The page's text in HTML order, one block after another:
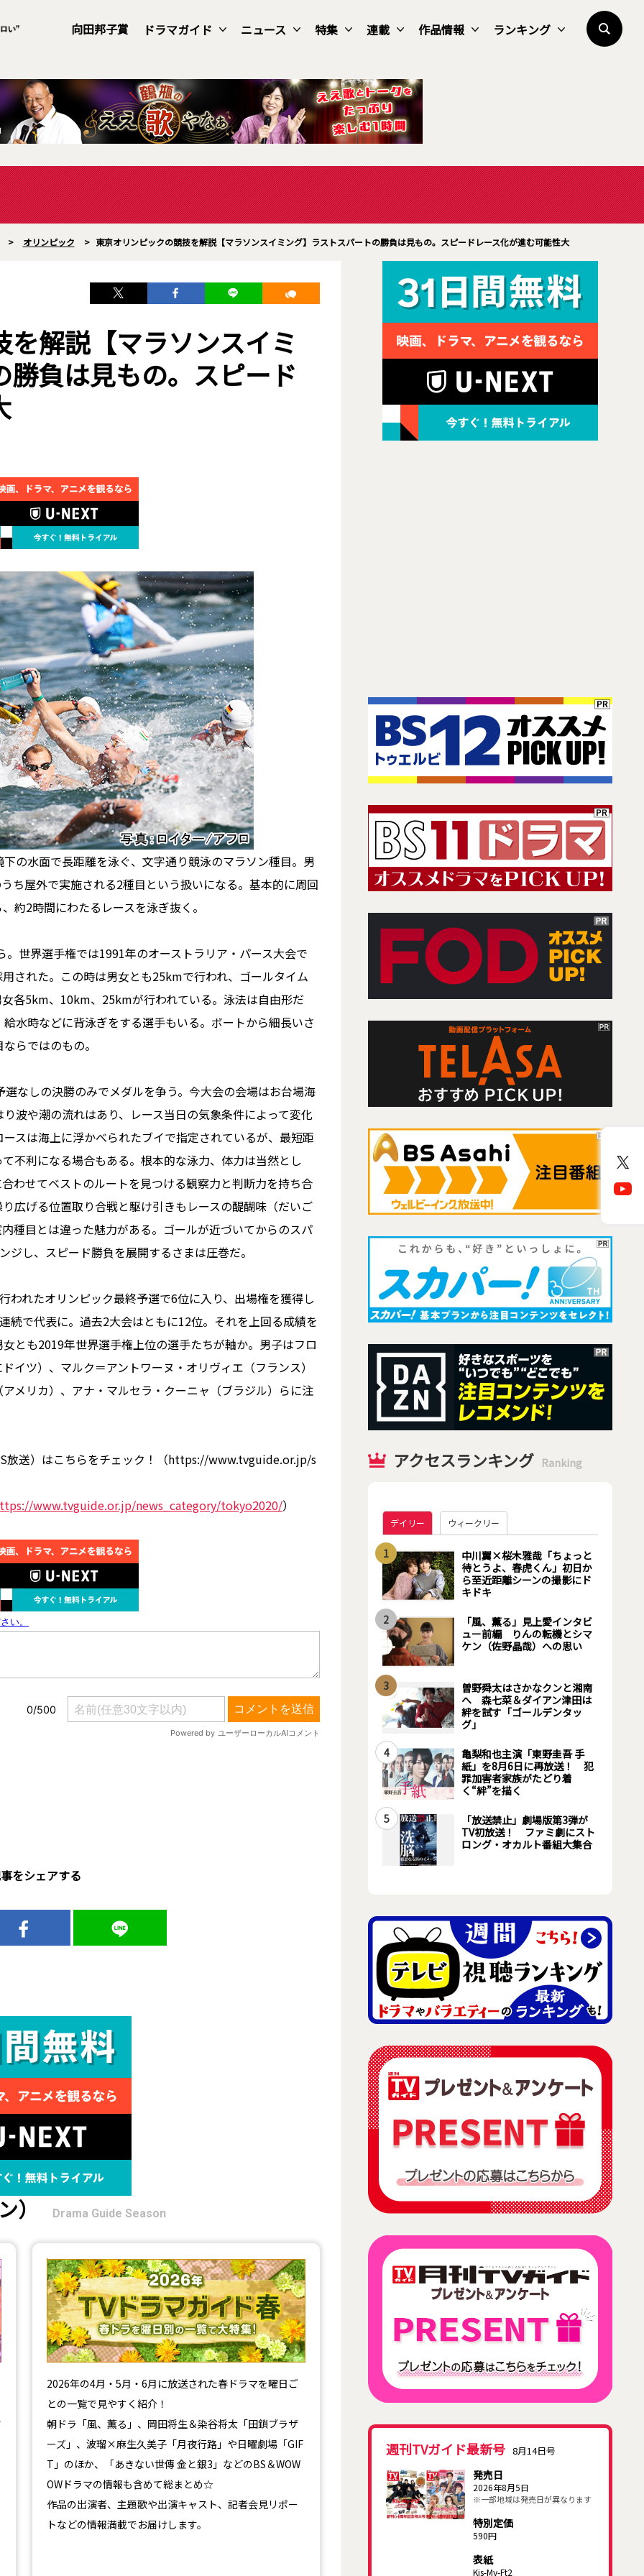
向田邦子賞 ドラマガイド ニュース 特集 連載 作品情報 ランキング
> オリンピック > 東京オリンピックの競技を解説【マラソンスイミング】ラストスパートの勝負は見もの。スピードレース化が進む可能性大
解説【マラソンスイミ
負は見もの。スピード
水面で長距離を泳ぐ、文字通り競泳のマラソン種目。男
ち屋外で実施される2種目という扱いになる。基本的に周回
約2時間にわたるレースを泳ぎ抜く。
世界選手権では1991年のオーストラリア・パース大会で
された。この時は男女とも25kmで行われ、ゴールタイム
各5km、10km、25kmが行われている。泳法は自由形だ
水時などに背泳ぎをする選手もいる。ボートから細長いさ
らではのもの。
なしの決勝のみでメダルを争う。今大会の会場はお台場海
波や潮の流れはあり、レース当日の気象条件によって変化
スは海上に浮かべられたブイで指定されているが、最短距
不利になる場合もある。根本的な泳力、体力は当然とし
わせてベストのルートを見つける観察力と判断力を持ち合
広げる位置取り合戦と駆け引きもレースの醍醐味（だいご
種目とは違った魅力がある。ゴールが近づいてからのスパ
し、スピード勝負を展開するさまは圧巻だ。
れたオリンピック最終予選で6位に入り、出場権を獲得し
続で代表に。過去2大会はともに12位。それを上回る成績を
とも2019年世界選手権上位の選手たちが軸か。男子はフロ
イツ）、マルク＝アントワーヌ・オリヴィエ（フランス）
メリカ）、アナ・マルセラ・クーニャ（ブラジル）らに注
放送）はこちらをチェック！（https://www.tvguide.or.jp/s
www.tvguide.or.jp/news_category/tokyo2020/）
をシェアする
） Drama Guide Season
【2026年春】TVドラマガイド
2026年の4月・5月・6月に放送された春ドラマを曜日ご
との一覧で見やすく紹介！
朝ドラ「風、薫る」、岡田将生＆染谷将太「田鎖ブラザ
ーズ」、波瑠×麻生久美子「月夜行路」や日曜劇場「GIF
T」のほか、「あきない世傳 金と銀3」などのBS＆WOW
OWドラマの情報も含めて総まとめ☆
作品の出演者、主題歌や出演キャスト、記者会見リポー
トなどの情報満載でお届けします。
アクセスランキング Ranking
デイリー ウィークリー
1
中川翼×桜木雅哉「ちょっと
待とうよ、春虎くん」初日か
ら至近距離シーンの撮影にド
キドキ
2
「風、薫る」見上愛インタビ
ュー前編 りんの転機とシマ
ケン（佐野晶哉）への思い
3
曽野舜太はさかなクンと湘南
へ 森七菜＆ダイアン津田は
絆を試す「ゴールデンタッ
グ」
4
亀梨和也主演「東野圭吾 手
紙」を8月6日に再放送！ 犯
罪加害者家族がたどり着
く“絆”を描く
5
「放送禁止」劇場版第3弾が
TV初放送！ ファミ劇にスト
ロング・オカルト番組大集合
週刊TVガイド最新号 8月14日号
発売日
2026年8月5日
※一部地域は発売日が異なります
特別定価
590円
表紙
Kis-My-Ft2